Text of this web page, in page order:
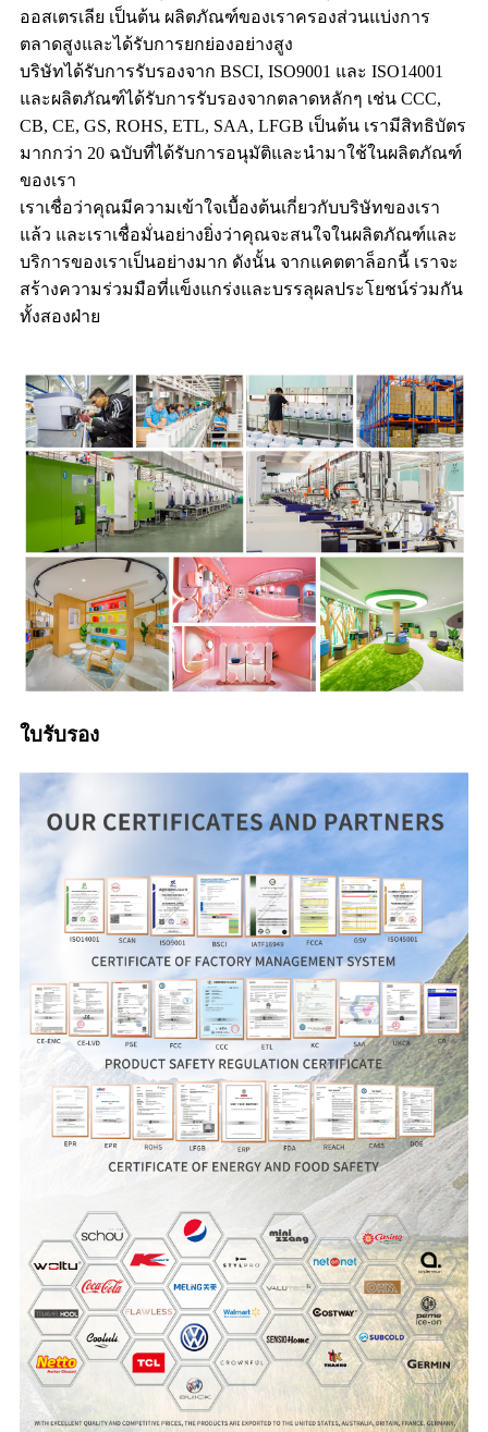
ออสเตรเลีย เป็นต้น ผลิตภัณฑ์ของเราครองส่วนแบ่งการ
ตลาดสูงและได้รับการยกย่องอย่างสูง
บริษัทได้รับการรับรองจาก BSCI, ISO9001 และ ISO14001
และผลิตภัณฑ์ได้รับการรับรองจากตลาดหลักๆ เช่น CCC,
CB, CE, GS, ROHS, ETL, SAA, LFGB เป็นต้น เรามีสิทธิบัตร
มากกว่า 20 ฉบับที่ได้รับการอนุมัติและนำมาใช้ในผลิตภัณฑ์
ของเรา
เราเชื่อว่าคุณมีความเข้าใจเบื้องต้นเกี่ยวกับบริษัทของเรา
แล้ว และเราเชื่อมั่นอย่างยิ่งว่าคุณจะสนใจในผลิตภัณฑ์และ
บริการของเราเป็นอย่างมาก ดังนั้น จากแคตตาล็อกนี้ เราจะ
สร้างความร่วมมือที่แข็งแกร่งและบรรลุผลประโยชน์ร่วมกัน
ทั้งสองฝ่าย
ใบรับรอง